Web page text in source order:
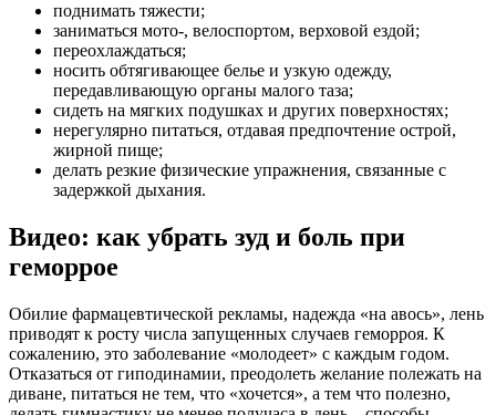
поднимать тяжести;
заниматься мото-, велоспортом, верховой ездой;
переохлаждаться;
носить обтягивающее белье и узкую одежду,
передавливающую органы малого таза;
сидеть на мягких подушках и других поверхностях;
нерегулярно питаться, отдавая предпочтение острой,
жирной пище;
делать резкие физические упражнения, связанные с
задержкой дыхания.
Видео: как убрать зуд и боль при
геморрое
Обилие фармацевтической рекламы, надежда «на авось», лень
приводят к росту числа запущенных случаев геморроя. К
сожалению, это заболевание «молодеет» с каждым годом.
Отказаться от гиподинамии, преодолеть желание полежать на
диване, питаться не тем, что «хочется», а тем что полезно,